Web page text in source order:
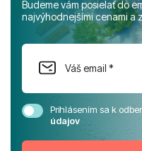
Budeme vám posielať do
najvýhodnejšími cenami a
Prihlásením sa k
údajov